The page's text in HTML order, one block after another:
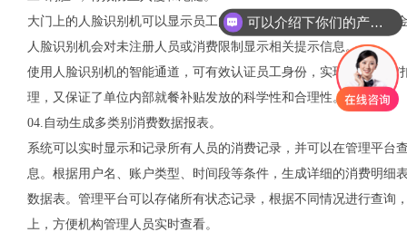
大门上的人脸识别机可以显示员工的工号、姓名、照片、当前消费
人脸识别机会对未注册人员或消费限制显示相关提示信息。
使用人脸识别机的智能通道，可有效认证员工身份，实现后台计费
理，又保证了单位内部就餐补贴发放的科学性和合理性。
04.自动生成多类别消费数据报表。
系统可以实时显示和记录所有人员的消费记录，并可以在管理平台
息。根据用户名、账户类型、时间段等条件，生成详细的消费明细
数据表。管理平台可以存储所有状态记录，根据不同情况进行查询
上，方便机构管理人员实时查看。
可以介绍下你们的产品么